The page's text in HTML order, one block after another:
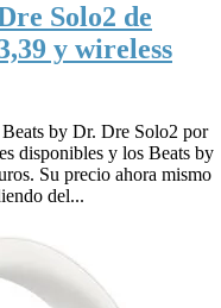
Solo2 de
y wireless
by Dr. Dre Solo2 por
disponibles y los Beats by
Su precio ahora mismo
del...